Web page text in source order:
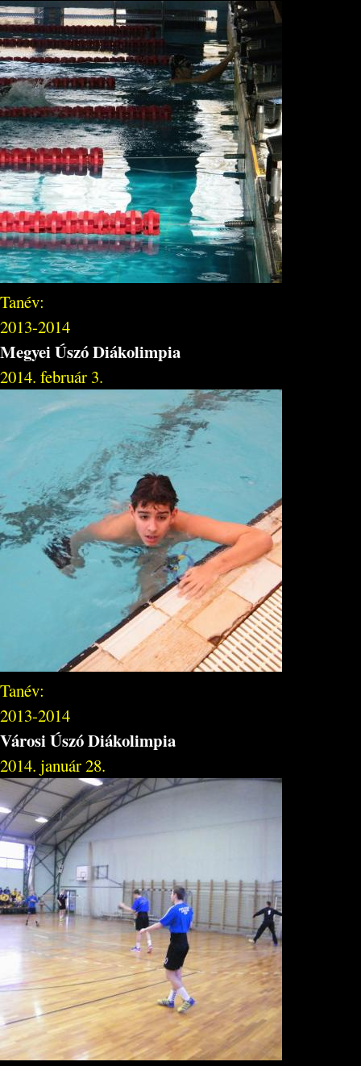
Tanév:
2013-2014
Megyei Úszó Diákolimpia
2014. február 3.
Tanév:
2013-2014
Városi Úszó Diákolimpia
2014. január 28.